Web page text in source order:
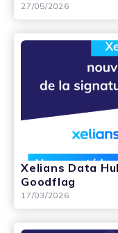
27/05/2026
Xelians Data
Goodflag
17/03/2026